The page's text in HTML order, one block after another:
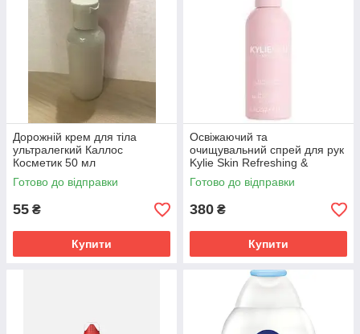
Дорожній крем для тіла
ультралегкий Каллос
Косметик 50 мл
Готово до відправки
55 ₴
Купити
Освіжаючий та
очищувальний спрей для рук
Kylie Skin Refreshing &
Cleansing Hand Mist 60 мл
Готово до відправки
380 ₴
Купити